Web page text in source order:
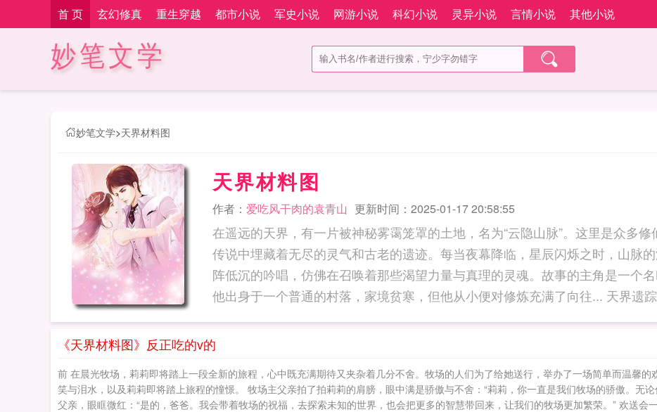
首 页 玄幻修真 重生穿越 都市小说 军史小说 网游小说 科幻小说 灵异小说 言情小说 其他小说
妙笔文学
妙笔文学>天界材料图
天界材料图
作者： 爱吃风干肉的袁青山 更新时间：2025-01-17 20:58:55
在遥远的天界，有一片被神秘雾霭笼罩的土地，名为“云隐山脉”。这里是众多修
传说中埋藏着无尽的灵气和古老的遗迹。每当夜幕降临，星辰闪烁之时，山脉
阵低沉的吟唱，仿佛在召唤着那些渴望力量与真理的灵魂。故事的主角是一个名
他出身于一个普通的村落，家境贫寒，但他从小便对修炼充满了向往... 天界遗踪
《天界材料图》反正吃的v的
前 在晨光牧场，莉莉即将踏上一段全新的旅程，心中既充满期待又夹杂着几分不舍。牧场的人们为了给她送行，举办了一场简单而温馨
笑与泪水，以及莉莉即将踏上旅程的憧憬。 牧场主父亲拍了拍莉莉的肩膀，眼中满是骄傲与不舍：“莉莉，你一直是我们牧场的骄傲。无
父亲，眼眶微红：“是的，爸爸。我会带着牧场的祝福，去探索未知的世界，也会把更多的智慧带回来，让我们的牧场更加繁荣。” 欢送